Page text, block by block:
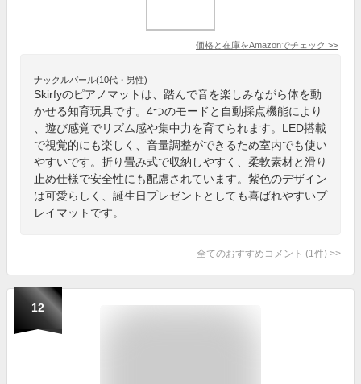
価格と在庫をAmazonでチェック >>
ナックルバール(10代・男性)
Skirfyのピアノマットは、踏んで音を楽しみながら体を動
かせる知育玩具です。4つのモードと自動採点機能により
、遊び感覚でリズム感や集中力を育てられます。LED搭載
で視覚的にも楽しく、音量調整ができるため室内でも使い
やすいです。折り畳み式で収納しやすく、柔軟素材と滑り
止め仕様で安全性にも配慮されています。紫色のデザイン
は可愛らしく、誕生日プレゼントとしても喜ばれやすいプ
レイマットです。
全てのおすすめコメント (1 件) >
12